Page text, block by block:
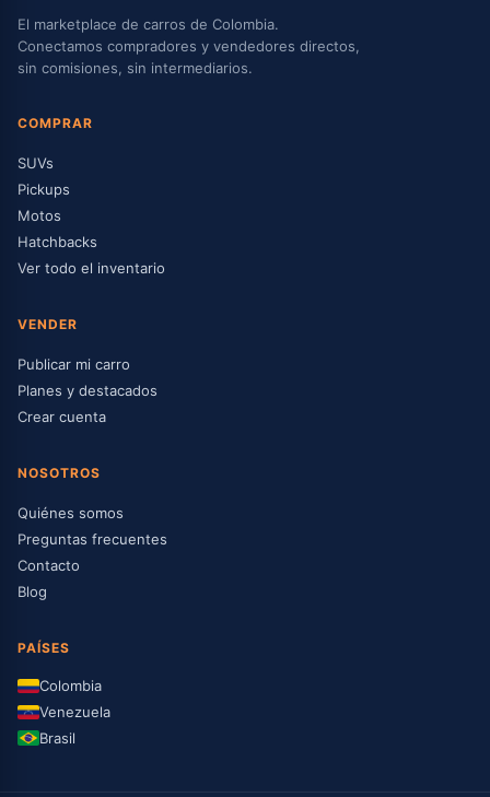
El marketplace de carros de Colombia.
Conectamos compradores y vendedores directos,
sin comisiones, sin intermediarios.
COMPRAR
SUVs
Pickups
Motos
Hatchbacks
Ver todo el inventario
VENDER
Publicar mi carro
Planes y destacados
Crear cuenta
NOSOTROS
Quiénes somos
Preguntas frecuentes
Contacto
Blog
PAÍSES
Colombia
Venezuela
Brasil